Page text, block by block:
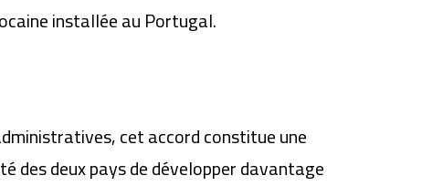
installée au Portugal.
cet accord constitue une
des deux pays de développer davantage